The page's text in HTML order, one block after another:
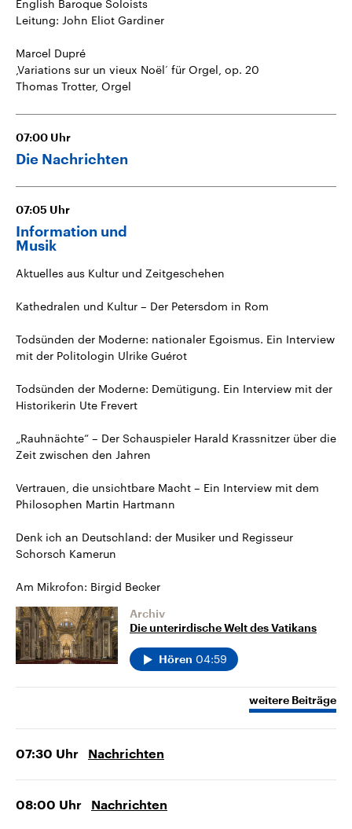
English Baroque Soloists
Leitung: John Eliot Gardiner
Marcel Dupré
‚Variations sur un vieux Noël‘ für Orgel, op. 20
Thomas Trotter, Orgel
07:00 Uhr
Die Nachrichten
07:05 Uhr
Information und
Musik
Aktuelles aus Kultur und Zeitgeschehen
Kathedralen und Kultur – Der Petersdom in Rom
Todsünden der Moderne: nationaler Egoismus. Ein Interview
mit der Politologin Ulrike Guérot
Todsünden der Moderne: Demütigung. Ein Interview mit der
Historikerin Ute Frevert
„Rauhnächte“ – Der Schauspieler Harald Krassnitzer über die
Zeit zwischen den Jahren
Vertrauen, die unsichtbare Macht – Ein Interview mit dem
Philosophen Martin Hartmann
Denk ich an Deutschland: der Musiker und Regisseur
Schorsch Kamerun
Am Mikrofon: Birgid Becker
Archiv
Die unterirdische Welt des Vatikans
Hören 04:59
weitere Beiträge
07:30 Uhr Nachrichten
08:00 Uhr Nachrichten